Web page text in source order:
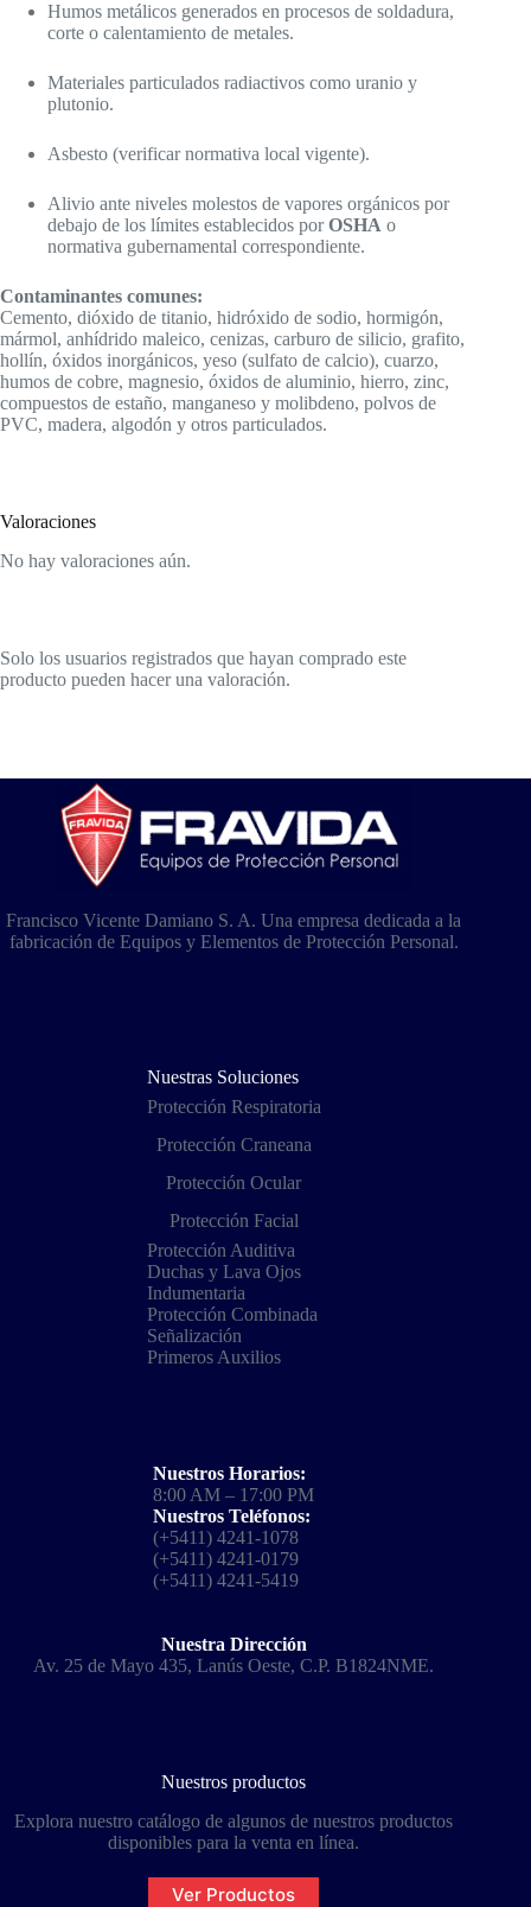
Humos metálicos generados en procesos de soldadura,
corte o calentamiento de metales.
Materiales particulados radiactivos como uranio y
plutonio.
Asbesto (verificar normativa local vigente).
Alivio ante niveles molestos de vapores orgánicos por
debajo de los límites establecidos porOSHA o
normativa gubernamental correspondiente.
Contaminantes comunes:
Cemento, dióxido de titanio, hidróxido de sodio, hormigón,
mármol, anhídrido maleico, cenizas, carburo de silicio, grafito,
hollín, óxidos inorgánicos, yeso (sulfato de calcio), cuarzo,
humos de cobre, magnesio, óxidos de aluminio, hierro, zinc,
compuestos de estaño, manganeso y molibdeno, polvos de
PVC, madera, algodón y otros particulados.
Valoraciones
No hay valoraciones aún.
Solo los usuarios registrados que hayan comprado este
producto pueden hacer una valoración.
Francisco Vicente Damiano S. A. Una empresa dedicada a la
fabricación de Equipos y Elementos de Protección Personal.
Nuestras Soluciones
Protección Respiratoria
Protección Craneana
Protección Ocular
Protección Facial
Protección Auditiva
Duchas y Lava Ojos
Indumentaria
Protección Combinada
Señalización
Primeros Auxilios
Nuestros Horarios:
8:00 AM – 17:00 PM
Nuestros Teléfonos:
(+5411) 4241-1078
(+5411) 4241-0179
(+5411) 4241-5419
Nuestra Dirección
Av. 25 de Mayo 435, Lanús Oeste, C.P. B1824NME.
Nuestros productos
Explora nuestro catálogo de algunos de nuestros productos
disponibles para la venta en línea.
Ver Productos